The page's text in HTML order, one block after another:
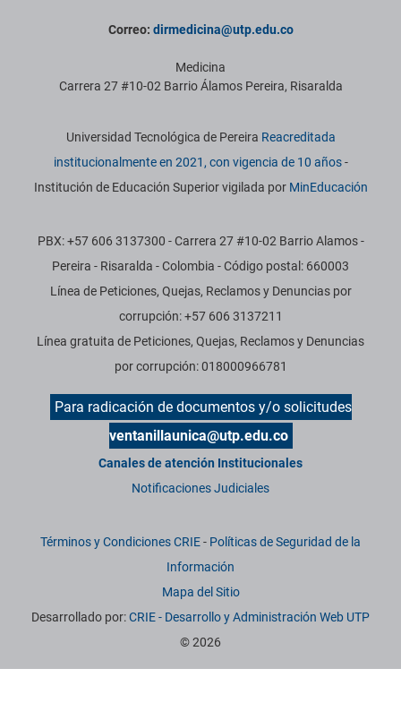
Correo: dirmedicina@utp.edu.co
Medicina
Carrera 27 #10-02 Barrio Álamos Pereira, Risaralda
Información institucional
Universidad Tecnológica de Pereira Reacreditada
institucionalmente en 2021, con vigencia de 10 años-
Institución de Educación Superior vigilada por MinEducación
PBX: +57 606 3137300 - Carrera 27 #10-02 Barrio Alamos -
Pereira - Risaralda - Colombia - Código postal: 660003
Línea de Peticiones, Quejas, Reclamos y Denuncias por
corrupción: +57 606 3137211
Línea gratuita de Peticiones, Quejas, Reclamos y Denuncias
por corrupción: 018000966781
Para radicación de documentos y/o solicitudes
ventanillaunica@utp.edu.co
Canales de atención Institucionales
Notificaciones Judiciales
Términos y Condiciones CRIE- Políticas de Seguridad de la
Información
Mapa del Sitio
Desarrollado por:CRIE - Desarrollo y Administración Web UTP
© 2026